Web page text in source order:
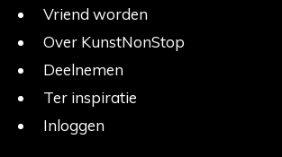
Vriend worden
Over KunstNonStop
Deelnemen
Ter inspiratie
Inloggen